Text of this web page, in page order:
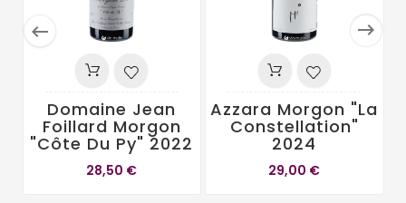
 
Domaine Jean
Foillard Morgon
"Côte Du Py" 2022
28,50 €
Azzara Morgon "La
Constellation"
2024
29,00 €